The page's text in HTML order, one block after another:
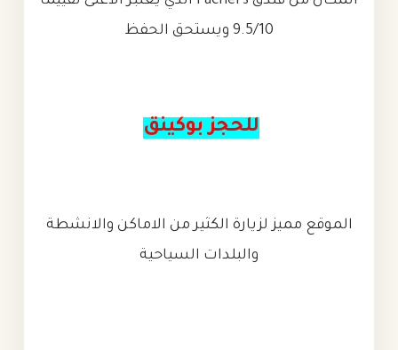
9.5/10 ويستحق الحفظ
للحجز بوكينق
الموقع مميز لزيارة الكثير من الاماكن والانشطة
والبلدات السياحية